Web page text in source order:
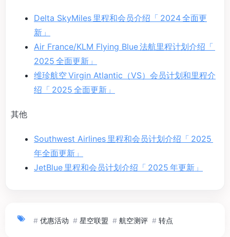
Delta SkyMiles 里程和会员介绍「 2024 全面更
新」
Air France/KLM Flying Blue 法航里程计划介绍「
2025 全面更新」
维珍航空 Virgin Atlantic（VS）会员计划和里程介
绍「 2025 全面更新」
其他
Southwest Airlines 里程和会员计划介绍「 2025
年全面更新」
JetBlue 里程和会员计划介绍「 2025 年更新」
# 优惠活动 # 星空联盟 # 航空测评 # 转点